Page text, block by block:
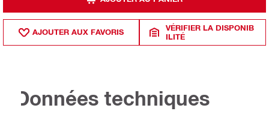
AJOUTER AUX FAVORIS
VÉRIFIER LA DISPONIB
ILITÉ
Données techniques